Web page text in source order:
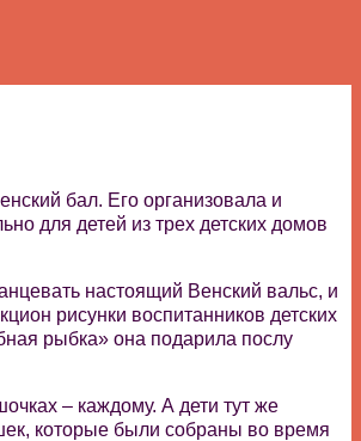
бал. Его организовала и
для детей из трех детских домов
настоящий Венский вальс, и
рисунки воспитанников детских
рыбка» она подарила послу
– каждому. А дети тут же
которые были собраны во время